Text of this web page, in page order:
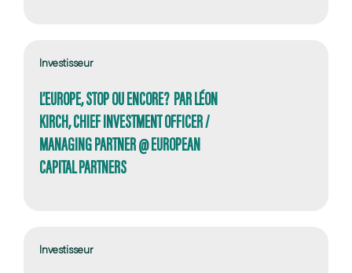
Investisseur
L’EUROPE, STOP OU ENCORE? PAR LÉON
KIRCH, CHIEF INVESTMENT OFFICER /
MANAGING PARTNER @ EUROPEAN
CAPITAL PARTNERS
Investisseur